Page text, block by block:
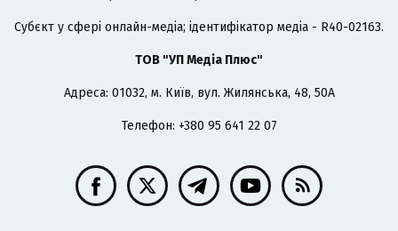
Cубєкт у сфері онлайн-медіа; ідентифікатор медіа - R40-02163.
ТОВ "УП Медіа Плюс"
Адреса: 01032, м. Київ, вул. Жилянська, 48, 50А
Телефон: +380 95 641 22 07